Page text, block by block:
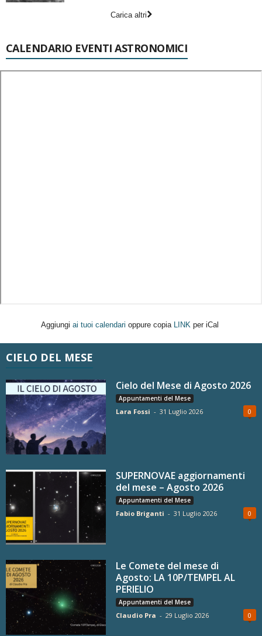
Carica altri
CALENDARIO EVENTI ASTRONOMICI
Aggiungi ai tuoi calendari oppure copia LINK per iCal
CIELO DEL MESE
Cielo del Mese di Agosto 2026
Appuntamenti del Mese
Lara Fossi - 31 Luglio 2026 0
SUPERNOVAE aggiornamenti
del mese – Agosto 2026
Appuntamenti del Mese
Fabio Briganti - 31 Luglio 2026 0
Le Comete del mese di
Agosto: LA 10P/TEMPEL AL
PERIELIO
Appuntamenti del Mese
Claudio Pra - 29 Luglio 2026 0